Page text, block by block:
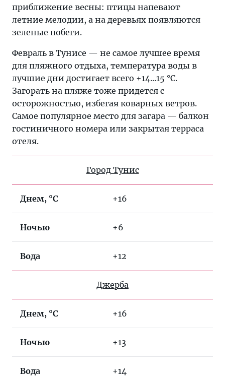
приближение весны: птицы напевают
летние мелодии, а на деревьях появляются
зеленые побеги.
Февраль в Тунисе — не самое лучшее время
для пляжного отдыха, температура воды в
лучшие дни достигает всего +14...15 °C.
Загорать на пляже тоже придется с
осторожностью, избегая коварных ветров.
Самое популярное место для загара — балкон
гостиничного номера или закрытая терраса
отеля.
Город Тунис
Днем, °C +16
Ночью +6
Вода +12
Джерба
Днем, °C +16
Ночью +13
Вода +14